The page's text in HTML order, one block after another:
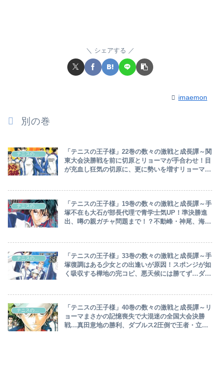
シェアする
imaemon
別の巻
テニスの王子様
「テニスの王子様」22巻の数々の激戦と成長譚～関
東大会決勝戦を前に切原とリョーマが手合わせ！目
が充血し狂気の切原に、更に勢いを増すリョーマの
テニスの王子様
「テニスの王子様」19巻の数々の激戦と成長譚～手
塚不在も大石が部長代理で青学士気UP！準決勝進
出、噂の親ガチャ問題まで！？不動峰・神尾、海堂
「テニスの王子様」33巻の数々の激戦と成長譚～手
塚復調はある少女との出逢いが原因！スポンジが如
く吸収する樺地の完コピ、悪天候には勝てず…ダブ
「テニスの王子様」40巻の数々の激戦と成長譚～リ
ョーマまさかの記憶喪失で大混迷の全国大会決勝
戦…真田意地の勝利、ダブルス2圧倒で王者・立海